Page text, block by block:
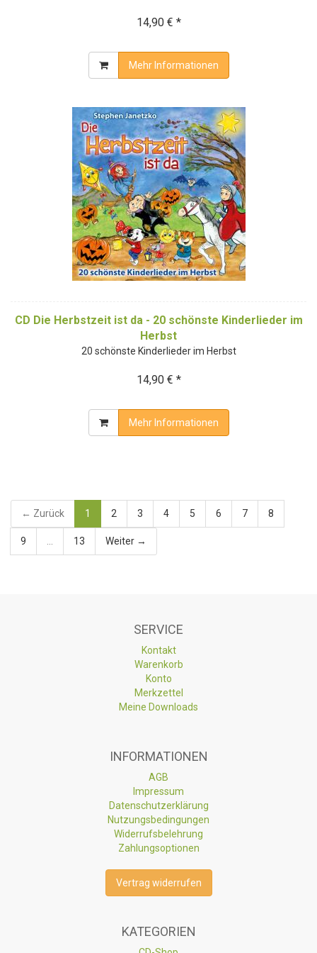
14,90 € *
Mehr Informationen
CD Die Herbstzeit ist da - 20 schönste Kinderlieder im
Herbst
20 schönste Kinderlieder im Herbst
14,90 € *
Mehr Informationen
← Zurück 1 2 3 4 5 6 7 8
9 13 Weiter →
SERVICE
Kontakt
Warenkorb
Konto
Merkzettel
Meine Downloads
INFORMATIONEN
AGB
Impressum
Datenschutzerklärung
Nutzungsbedingungen
Widerrufsbelehrung
Zahlungsoptionen
Vertrag widerrufen
KATEGORIEN